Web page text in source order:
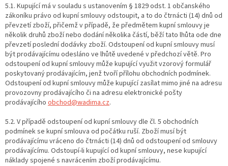
5.1. Kupující má v souladu s ustanovením § 1829 odst. 1 občanského
zákoníku právo od kupní smlouvy odstoupit, a to do čtrnácti (14) dnů od
převzetí zboží, přičemž v případě, že předmětem kupní smlouvy je
několik druhů zboží nebo dodání několika částí, běží tato lhůta ode dne
převzetí poslední dodávky zboží. Odstoupení od kupní smlouvy musí
být prodávajícímu odesláno ve lhůtě uvedené v předchozí větě. Pro
odstoupení od kupní smlouvy může kupující využit vzorový formulář
poskytovaný prodávajícím, jenž tvoří přílohu obchodních podmínek.
Odstoupení od kupní smlouvy může kupující zasílat mimo jiné na adresu
provozovny prodávajícího či na adresu elektronické pošty
prodávajícího obchod@wadima.cz.
5.2. V případě odstoupení od kupní smlouvy dle čl. 5 obchodních
podmínek se kupní smlouva od počátku ruší. Zboží musí být
prodávajícímu vráceno do čtrnácti (14) dnů od odstoupení od smlouvy
prodávajícímu. Odstoupí-li kupující od kupní smlouvy, nese kupující
náklady spojené s navrácením zboží prodávajícímu.